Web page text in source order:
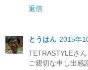
返信
とうはん 2015年
TETRASTYLEさ
ご親切な申し出感